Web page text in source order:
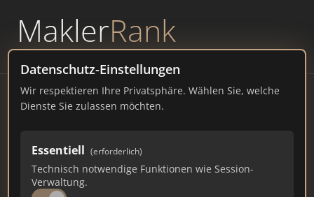
MaklerRank
powered byWAVEPOINT
Datenschutz-Einstellungen
Wir respektieren Ihre Privatsphäre. Wählen Sie, welche
Dienste Sie zulassen möchten.
Essentiell (erforderlich)
Technisch notwendige Funktionen wie Session-
Verwaltung.
Immobilienmakler Coburg –
Ranking Juli 2026
BAYERN 41.405 EINWOHNER